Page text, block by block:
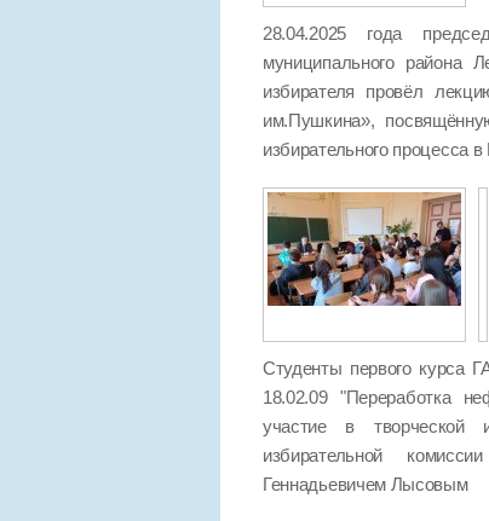
28.04.2025 года
муниципального района
избирателя провёл
им.Пушкина»,
избирательного процесса
Студенты первого курса
18.02.09 "Переработка
участие в творческой
избирательной
Геннадьевичем Лысовым